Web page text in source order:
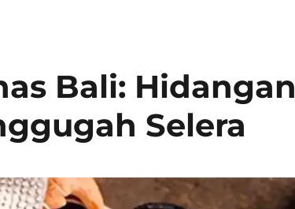
Bali: Hidangan
Selera